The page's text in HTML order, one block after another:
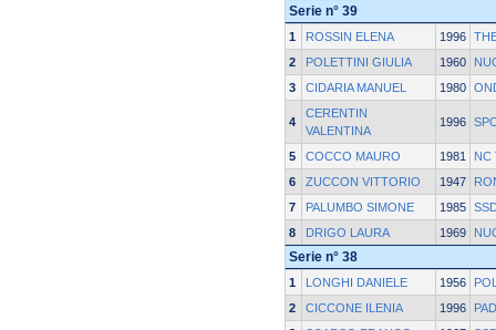
Serie n° 39
1 ROSSIN ELENA 1996
2
POLETTINI GIULIA 1960
3
CIDARIA MANUEL 1980
4
CERENTIN
VALENTINA
1996
5 COCCO MAURO 1981
NC
6
ZUCCON VITTORIO 1947
7
PALUMBO SIMONE 1985
8
DRIGO LAURA 1969
Serie n° 38
1 LONGHI DANIELE 1956
2
CICCONE ILENIA 1996